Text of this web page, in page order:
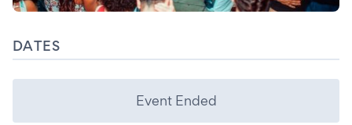
DATES
Event Ended